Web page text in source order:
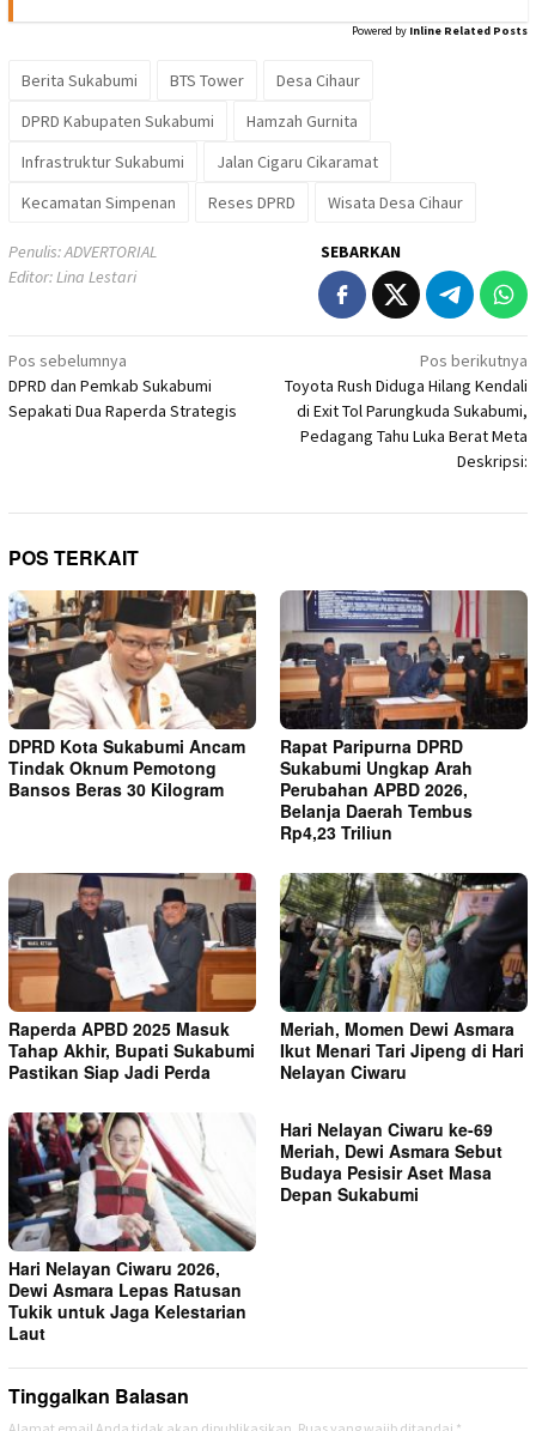
Powered by Inline Related Posts
Berita Sukabumi BTS Tower
Desa Cihaur
DPRD Kabupaten Sukabumi
Hamzah Gurnita
Infrastruktur Sukabumi
Jalan Cigaru Cikaramat
Kecamatan Simpenan
Reses DPRD Wisata Desa Cihaur
Penulis: ADVERTORIAL
Editor: Lina Lestari
SEBARKAN
Navigasi
pos
Pos sebelumnya
DPRD dan Pemkab Sukabumi
Sepakati Dua Raperda Strategis
Pos berikutnya
Toyota Rush Diduga Hilang Kendali
di Exit Tol Parungkuda Sukabumi,
Pedagang Tahu Luka Berat Meta
Deskripsi:
POS TERKAIT
DPRD Kota Sukabumi Ancam
Tindak Oknum Pemotong
Bansos Beras 30 Kilogram
Rapat Paripurna DPRD
Sukabumi Ungkap Arah
Perubahan APBD 2026,
Belanja Daerah Tembus
Rp4,23 Triliun
Raperda APBD 2025 Masuk
Tahap Akhir, Bupati Sukabumi
Pastikan Siap Jadi Perda
Meriah, Momen Dewi Asmara
Ikut Menari Tari Jipeng di Hari
Nelayan Ciwaru
Hari Nelayan Ciwaru 2026,
Dewi Asmara Lepas Ratusan
Tukik untuk Jaga Kelestarian
Laut
Hari Nelayan Ciwaru ke-69
Meriah, Dewi Asmara Sebut
Budaya Pesisir Aset Masa
Depan Sukabumi
Tinggalkan Balasan